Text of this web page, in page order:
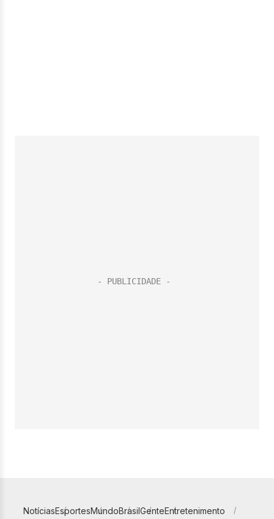
NotíciasEsportesMundoBrasilGenteEntretenimento